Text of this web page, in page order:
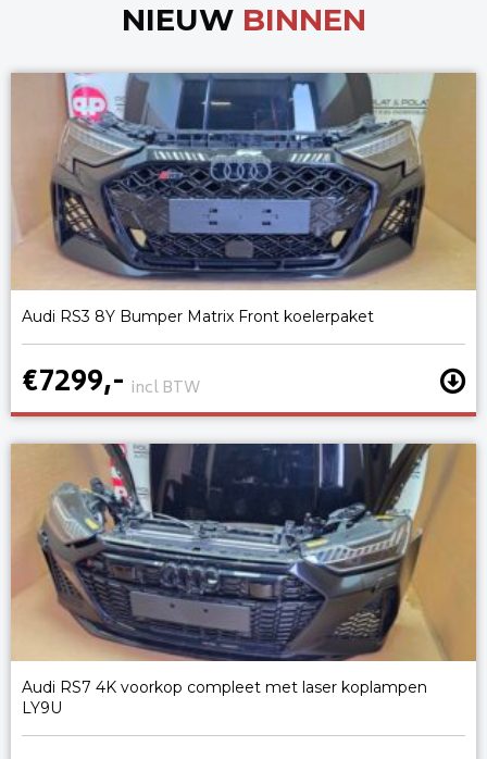
NIEUW BINNEN
Audi RS3 8Y Bumper Matrix Front koelerpaket
€7299,- incl BTW
Audi RS7 4K voorkop compleet met laser koplampen
LY9U